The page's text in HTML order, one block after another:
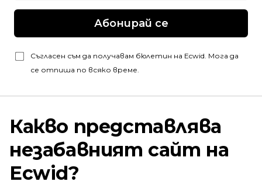
Абонирай се
Съгласен съм да получавам бюлетин на Ecwid. Мога да
се отпиша по всяко време.
Какво представлява
незабавният сайт на
Ecwid?